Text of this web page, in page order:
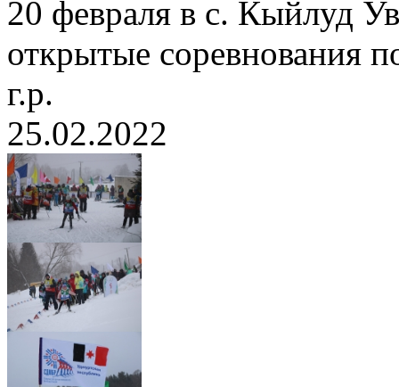
20 февраля в с. Кыйлуд
открытые соревнования
г.р.
25.02.2022